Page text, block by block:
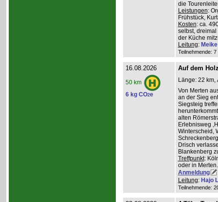
die
Leistungen:
Frühstück,
Kosten: ca.
selbst,
der Küche
Leitung:
Teilnehmende:
16.08.2026
50 km
6 kg CO2e
Auf dem
Länge: 22 km,
Von Merten
an der Sieg
Siegsteig
alten
Erlebnisweg
Winterscheid,
Drisch
Blankenberg
Treffpunkt:
oder in
Anmeldung
Leitung: Hajo
Teilnehmende: